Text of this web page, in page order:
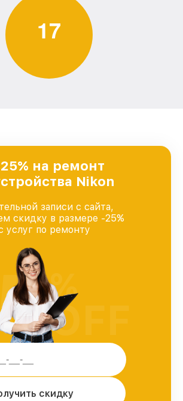
17
на ремонт
Nikon
записи с сайта,
скидку в размере -25%
услуг по ремонту
скидку
%
OFF